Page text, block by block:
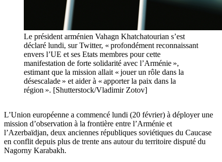
Le président arménien Vahagn Khatchatourian s’est
déclaré lundi, sur Twitter, « profondément reconnaissant
envers l’UE et ses Etats membres pour cette
manifestation de forte solidarité avec l’Arménie »,
estimant que la mission allait « jouer un rôle dans la
désescalade » et aider à « apporter la paix dans la
région ». [Shutterstock/Vladimir Zotov]
L’Union européenne a commencé lundi (20 février) à déployer une
mission d’observation à la frontière entre l’Arménie et
l’Azerbaïdjan, deux anciennes républiques soviétiques du Caucase
en conflit depuis plus de trente ans autour du territoire disputé du
Nagorny Karabakh.